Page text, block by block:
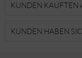
KUNDEN KAUFTEN
KUNDEN HABEN